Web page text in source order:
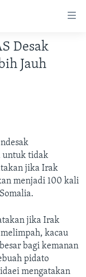
Desak
Jauh
untuk tidak
jika Irak
menjadi 100 kali
jika Irak
kacau
bagi kemanan
pidato
mengatakan